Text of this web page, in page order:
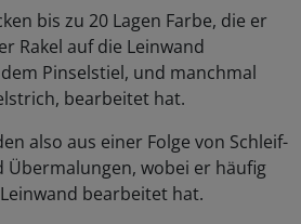
bis zu 20 Lagen Farbe, die er
Rakel auf die Leinwand
Pinselstiel, und manchmal
bearbeitet hat.
also aus einer Folge von Schleif-
wobei er häufig
bearbeitet hat.